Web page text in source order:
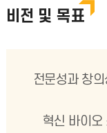
비전 및 목표
전문성과 창
혁신 바이오